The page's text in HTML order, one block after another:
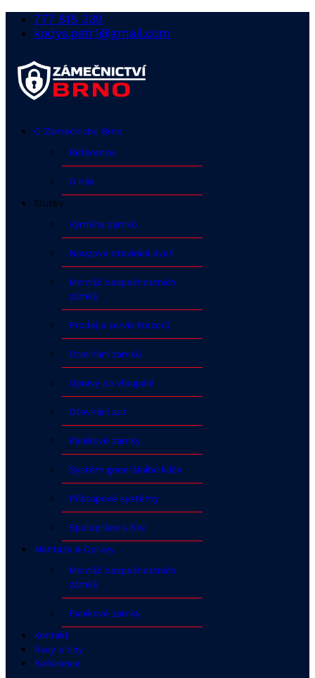
777 818 339
kodys.petr1@gmail.com
O Zámečnictví Brno
Reference
O nás
Služby
Výměna zámků
Nouzové otevírání dveří
Montáž bezpečnostních
zámků
Prodej a servis trezorů
Otevírání zámků
Opravy po vloupání
Otevírání aut
Panikové zámky
Systém generálního klíče
Přístupové systémy
Spolupráce s SVJ
Montáže & Opravy
Montáž bezpečnostních
zámků
Panikové zámky
Kontakt
Rady a tipy
Reference